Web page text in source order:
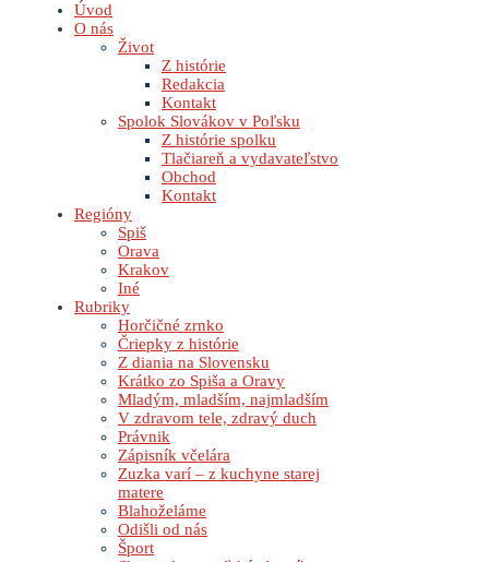
Úvod
O nás
Život
Z histórie
Redakcia
Kontakt
Spolok Slovákov v Poľsku
Z histórie spolku
Tlačiareň a vydavateľstvo
Obchod
Kontakt
Regióny
Spiš
Orava
Krakov
Iné
Rubriky
Horčičné zrnko
Čriepky z histórie
Z diania na Slovensku
Krátko zo Spiša a Oravy
Mladým, mladším, najmladším
V zdravom tele, zdravý duch
Právnik
Zápisník včelára
Zuzka varí – z kuchyne starej
matere
Blahoželáme
Odišli od nás
Šport